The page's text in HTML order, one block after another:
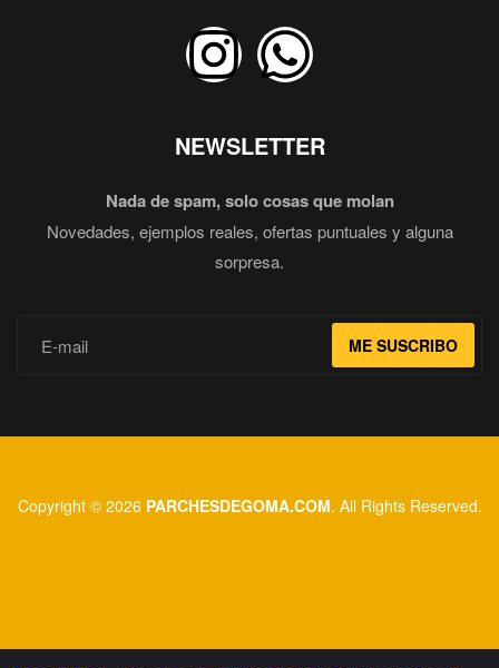
NEWSLETTER
Nada de spam, solo cosas que molan
Novedades, ejemplos reales, ofertas puntuales y alguna
sorpresa.
ME SUSCRIBO
Copyright © 2026 PARCHESDEGOMA.COM. All Rights Reserved.